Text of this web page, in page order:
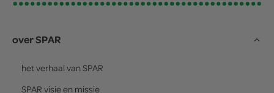
over SPAR
het verhaal van SPAR
SPAR visie en missie